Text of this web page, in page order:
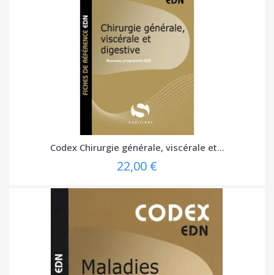
Codex Chirurgie générale, viscérale et...
22,00 €